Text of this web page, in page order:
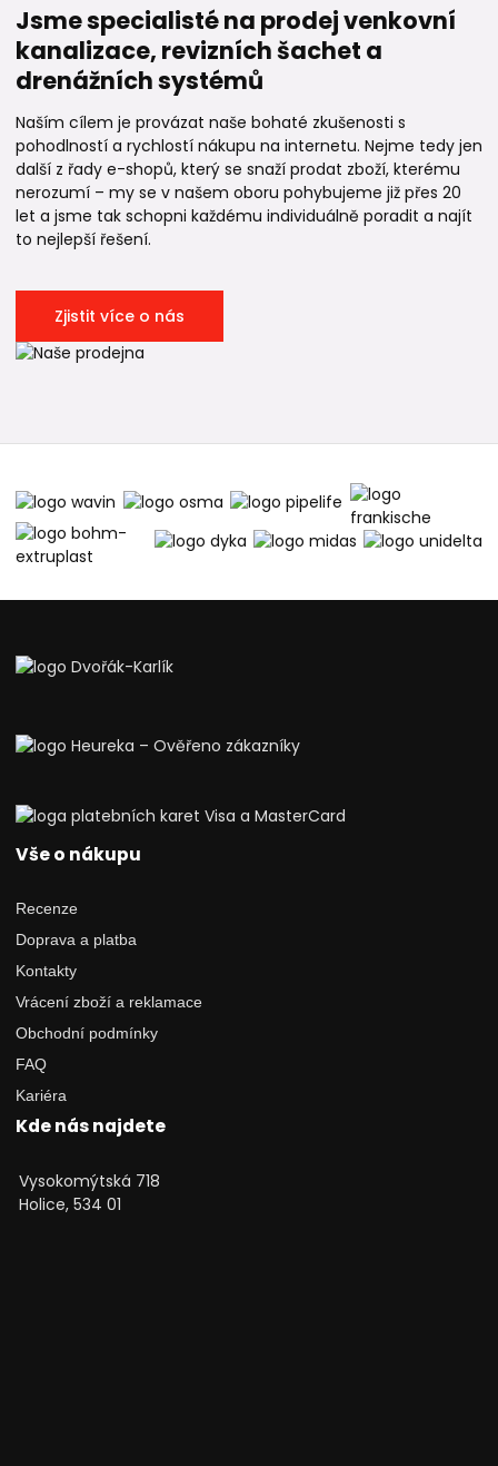
Jsme specialisté na prodej venkovní
kanalizace, revizních šachet a
drenážních systémů
Naším cílem je provázat naše bohaté zkušenosti s
pohodlností a rychlostí nákupu na internetu. Nejme tedy jen
další z řady e-shopů, který se snaží prodat zboží, kterému
nerozumí – my se v našem oboru pohybujeme již přes 20
let a jsme tak schopni každému individuálně poradit a najít
to nejlepší řešení.
Zjistit více o nás
Vše o nákupu
Recenze
Doprava a platba
Kontakty
Vrácení zboží a reklamace
Obchodní podmínky
FAQ
Kariéra
Kde nás najdete
Vysokomýtská 718
Holice, 534 01